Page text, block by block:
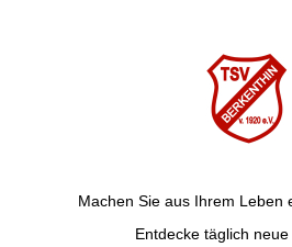
Machen Sie aus Ihrem Leben
Entdecke täglich neue